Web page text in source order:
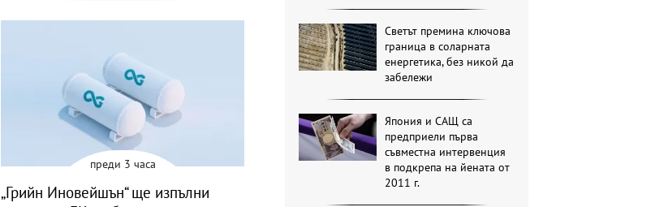
Светът премина ключова
граница в соларната
енергетика, без никой да
забележи
Япония и САЩ са
предприели първа
съвместна интервенция
в подкрепа на йената от
2011 г.
преди 3 часа
„Грийн Иновейшън“ ще изпълни